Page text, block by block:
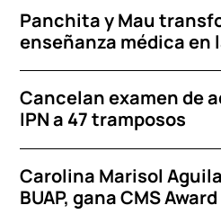
Panchita y Mau
enseñanza médica en
Cancelan examen de
IPN a 47 tramposos
Carolina Marisol
BUAP, gana CMS